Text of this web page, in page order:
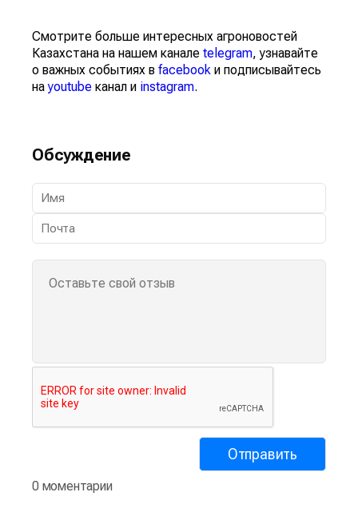
Смотрите больше интересных агроновостей
Казахстана на нашем канале telegram, узнавайте
о важных событиях в facebook и подписывайтесь
наyoutube канал и instagram.
Обсуждение
0 моментарии